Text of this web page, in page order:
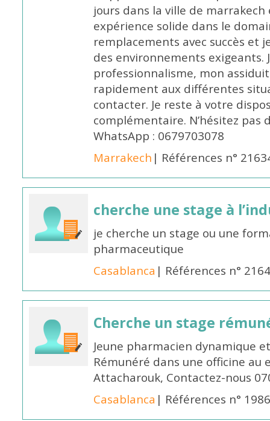
jours dans la ville de marrakech
expérience solide dans le
remplacements avec succès et
des environnements exigeants.
professionnalisme, mon
rapidement aux différentes
contacter. Je reste à votre
complémentaire. N’hésitez
WhatsApp : 0679703078
Marrakech | Références n°
cherche une stage à
je cherche un stage ou une
pharmaceutique
Casablanca | Références n°
Cherche un stage
Jeune pharmacien dynamique
Rémunéré dans une officine au
Attacharouk, Contactez-nous
Casablanca | Références n°